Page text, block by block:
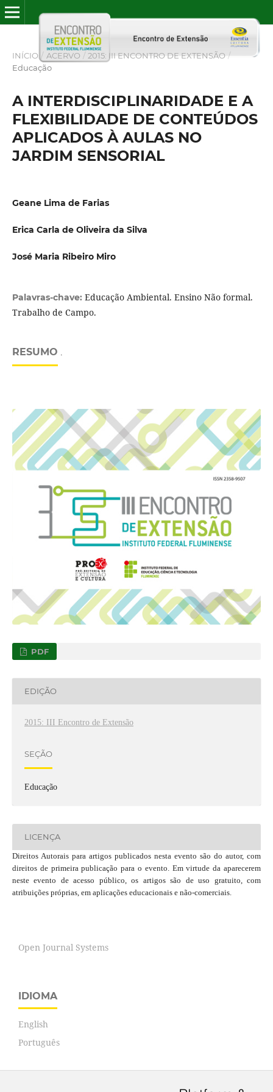
INÍCIO / ACERVO / 2015: III ENCONTRO DE EXTENSÃO /
Educação
A INTERDISCIPLINARIDADE E A
FLEXIBILIDADE DE CONTEÚDOS
APLICADOS À AULAS NO
JARDIM SENSORIAL
Geane Lima de Farias
Erica Carla de Oliveira da Silva
José Maria Ribeiro Miro
Palavras-chave: Educação Ambiental. Ensino Não formal.
Trabalho de Campo.
RESUMO .
PDF
EDIÇÃO
2015: III Encontro de Extensão
SEÇÃO
Educação
LICENÇA
Direitos Autorais para artigos publicados nesta evento são do autor, com
direitos de primeira publicação para o evento. Em virtude da aparecerem
neste evento de acesso público, os artigos são de uso gratuito, com
atribuições próprias, em aplicações educacionais e não-comerciais.
Open Journal Systems
IDIOMA
English
Português